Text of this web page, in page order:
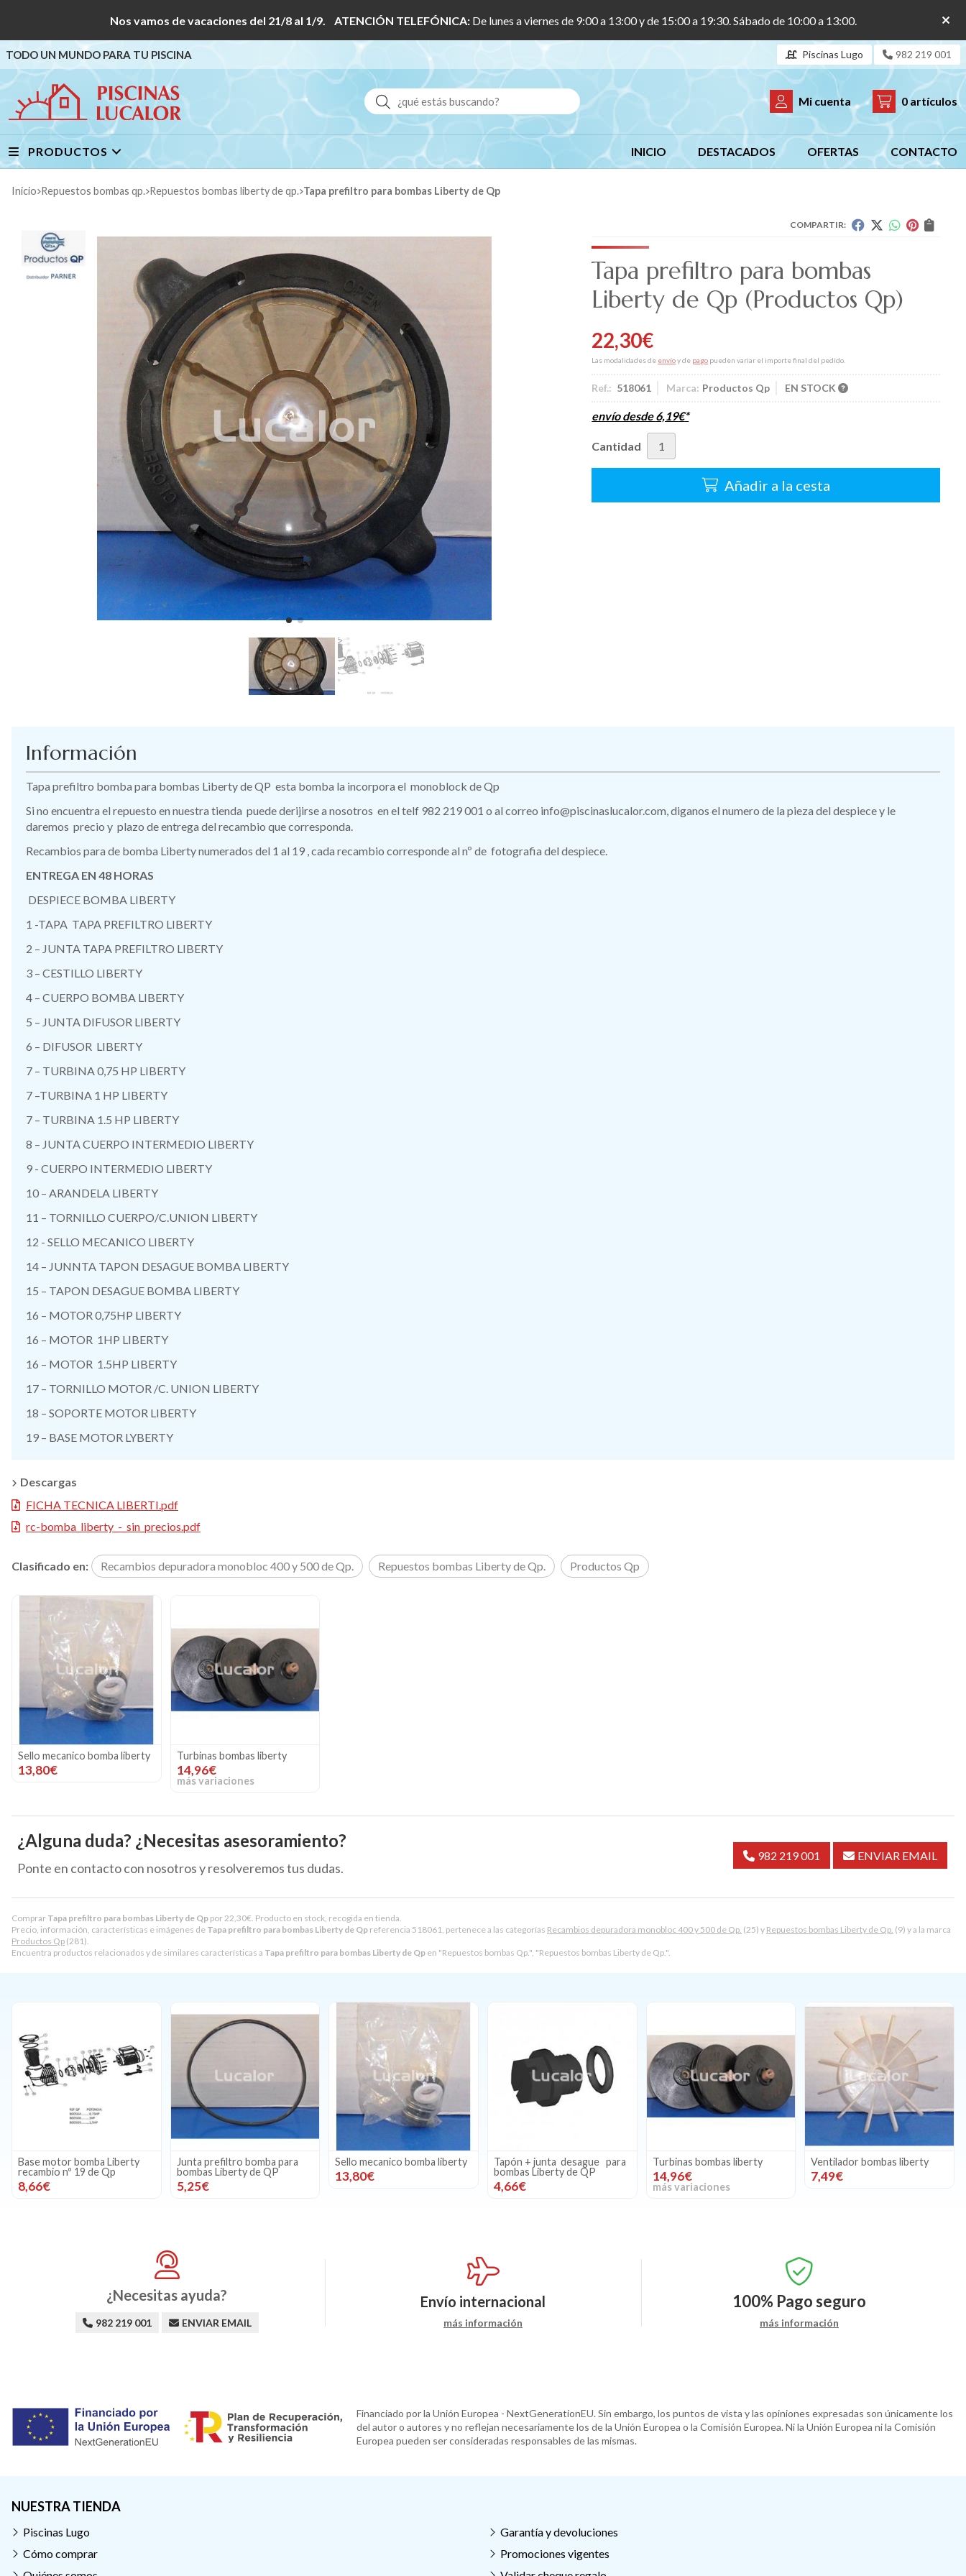
Nos vamos de vacaciones del 21/8 al 1/9. ATENCIÓN TELEFÓNICA: De lunes a viernes de 9:00 a 13:00 y de 15:00 a 19:30. Sábado de 10:00 a 13:00.
TODO UN MUNDO PARA TU PISCINA Piscinas Lugo 982 219 001
Buscar Mi cuenta 0 artículos
PRODUCTOS INICIO DESTACADOS OFERTAS CONTACTO
Inicio repuestos bombas qp. repuestos bombas liberty de qp. Tapa prefiltro para bombas Liberty de Qp
COMPARTIR:
Tapa prefiltro para bombas
Liberty de Qp (Productos Qp)
22,30€
Las modalidades de envíoy de pago pueden variar el importe final del pedido.
Ref.: 518061 Marca: Productos Qp EN STOCK
envío desde6,19€*
Cantidad
Añadir a la cesta
Comprar Tapa prefiltro para bombas Liberty de Qp por 22,30€ . Producto en stock, recogida en tienda.
Precio, información, características e imágenes de Tapa prefiltro para bombas Liberty de Qp referencia 518061, pertenece a las categorías Recambios depuradora monobloc 400 y 500 de Qp. (25) y Repuestos bombas Liberty de Qp. (9) y a la marca
Productos Qp (281).
Encuentra productos relacionados y de similares características a Tapa prefiltro para bombas Liberty de Qp en "Repuestos bombas Qp.", "Repuestos bombas Liberty de Qp.".
Información
Tapa prefiltro bomba para bombas Liberty de QP esta bomba la incorpora el monoblock de Qp
Si no encuentra el repuesto en nuestra tienda puede derijirse a nosotros en el telf 982 219 001 o al correo info@piscinaslucalor.com, diganos el numero de la pieza del despiece y le
daremos precio y plazo de entrega del recambio que corresponda.
Recambios para de bomba Liberty numerados del 1 al 19 , cada recambio corresponde al nº de fotografia del despiece.
ENTREGA EN 48 HORAS
DESPIECE BOMBA LIBERTY
1 -TAPA TAPA PREFILTRO LIBERTY
2 – JUNTA TAPA PREFILTRO LIBERTY
3 – CESTILLO LIBERTY
4 – CUERPO BOMBA LIBERTY
5 – JUNTA DIFUSOR LIBERTY
6 – DIFUSOR LIBERTY
7 – TURBINA 0,75 HP LIBERTY
7 –TURBINA 1 HP LIBERTY
7 – TURBINA 1.5 HP LIBERTY
8 – JUNTA CUERPO INTERMEDIO LIBERTY
9 - CUERPO INTERMEDIO LIBERTY
10 – ARANDELA LIBERTY
11 – TORNILLO CUERPO/C.UNION LIBERTY
12 - SELLO MECANICO LIBERTY
14 – JUNNTA TAPON DESAGUE BOMBA LIBERTY
15 – TAPON DESAGUE BOMBA LIBERTY
16 – MOTOR 0,75HP LIBERTY
16 – MOTOR 1HP LIBERTY
16 – MOTOR 1.5HP LIBERTY
17 – TORNILLO MOTOR /C. UNION LIBERTY
18 – SOPORTE MOTOR LIBERTY
19 – BASE MOTOR LYBERTY
Descargas
FICHA TECNICA LIBERTI.pdf
rc-bomba_liberty_-_sin_precios.pdf
Clasificado en: Recambios depuradora monobloc 400 y 500 de Qp. Repuestos bombas Liberty de Qp. Productos Qp
Sello mecanico bomba liberty
13,80€
Turbinas bombas liberty
14,96€
más variaciones
¿Alguna duda? ¿Necesitas asesoramiento?
Ponte en contacto con nosotros y resolveremos tus dudas.
982 219 001 ENVIAR EMAIL
Base motor bomba Liberty
recambio nº 19 de Qp
8,66€
Junta prefiltro bomba para
bombas Liberty de QP
5,25€
Sello mecanico bomba liberty
13,80€
Tapón + junta desague para
bombas Liberty de QP
4,66€
Turbinas bombas liberty
14,96€
más variaciones
Ventilador bombas liberty
7,49€
¿Necesitas ayuda?
982 219 001 ENVIAR EMAIL
Envío internacional
más información
100% Pago seguro
más información
Financiado por la Unión Europea - NextGenerationEU. Sin embargo, los puntos de vista y las opiniones expresadas son únicamente los
del autor o autores y no reflejan necesariamente los de la Unión Europea o la Comisión Europea. Ni la Unión Europea ni la Comisión
Europea pueden ser consideradas responsables de las mismas.
NUESTRA TIENDA
Piscinas Lugo
Cómo comprar
Garantía y devoluciones
Promociones vigentes